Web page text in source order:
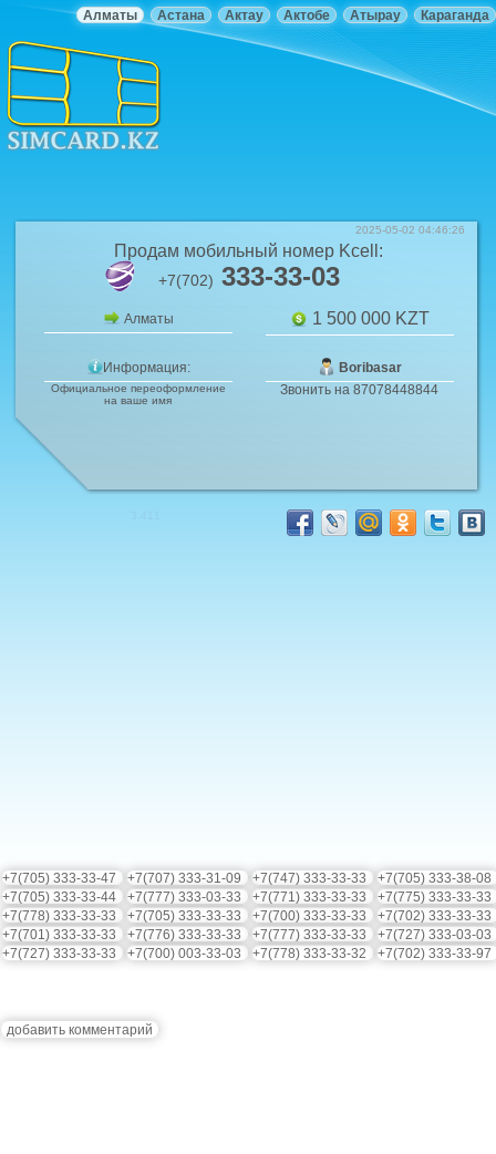
Караганда
Атырау
Актобе
Актау
Астана
Алматы
2025-05-02 04:46:26
Продам мобильный номер Kcell :
+7(702) 333-33-03
Алматы 1 500 000 KZT
Информация: Boribasar
Официальное переоформление
на ваше имя
Звонить на 87078448844
+7(705) 333-33-47 +7(707) 333-31-09 +7(747) 333-33-33
+7(705) 333-38-
+7(705) 333-33-44
+7(777) 333-03-33 +7(771) 333-33-33
+7(775) 333-33-
+7(778) 333-33-33
+7(705) 333-33-33 +7(700) 333-33-33
+7(702) 333-33-
+7(701) 333-33-33
+7(776) 333-33-33 +7(777) 333-33-33
+7(727) 333-03-
+7(727) 333-33-33
+7(700) 003-33-03 +7(778) 333-33-32 +7(702) 333-33-
добавить комментарий